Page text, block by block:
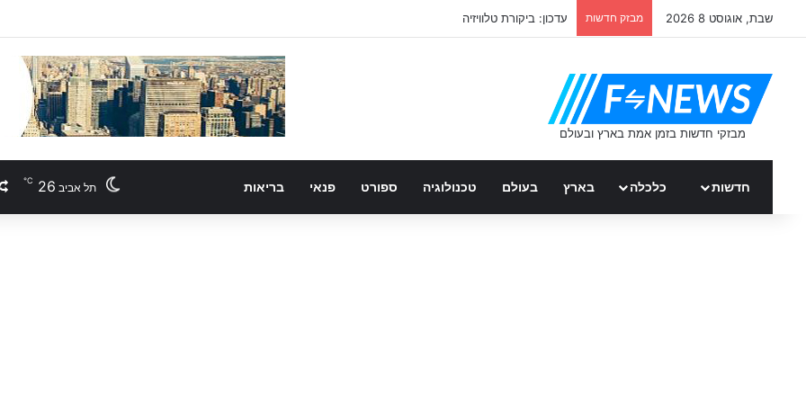
שבת, אוגוסט 8 2026 מבזק חדשות עדכון: ביקורת טלוויזיה
חדשות כלכלה בארץ בעולם טכנולוגיה ספורט פנאי בריאות תל אביב 26
℃